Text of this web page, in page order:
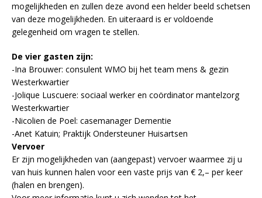
mogelijkheden en zullen deze avond een helder beeld schetsen
van deze mogelijkheden. En uiteraard is er voldoende
gelegenheid om vragen te stellen.
De vier gasten zijn:
-Ina Brouwer: consulent WMO bij het team mens & gezin
Westerkwartier
-Jolique Luscuere: sociaal werker en coördinator mantelzorg
Westerkwartier
-Nicolien de Poel: casemanager Dementie
-Anet Katuin; Praktijk Ondersteuner Huisartsen
Vervoer
Er zijn mogelijkheden van (aangepast) vervoer waarmee zij u
van huis kunnen halen voor een vaste prijs van € 2,– per keer
(halen en brengen).